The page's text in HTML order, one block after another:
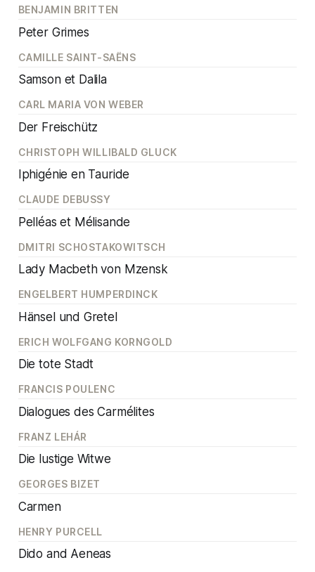
BENJAMIN BRITTEN
Peter Grimes
CAMILLE SAINT-SAËNS
Samson et Dalila
CARL MARIA VON WEBER
Der Freischütz
CHRISTOPH WILLIBALD GLUCK
Iphigénie en Tauride
CLAUDE DEBUSSY
Pelléas et Mélisande
DMITRI SCHOSTAKOWITSCH
Lady Macbeth von Mzensk
ENGELBERT HUMPERDINCK
Hänsel und Gretel
ERICH WOLFGANG KORNGOLD
Die tote Stadt
FRANCIS POULENC
Dialogues des Carmélites
FRANZ LEHÁR
Die lustige Witwe
GEORGES BIZET
Carmen
HENRY PURCELL
Dido and Aeneas